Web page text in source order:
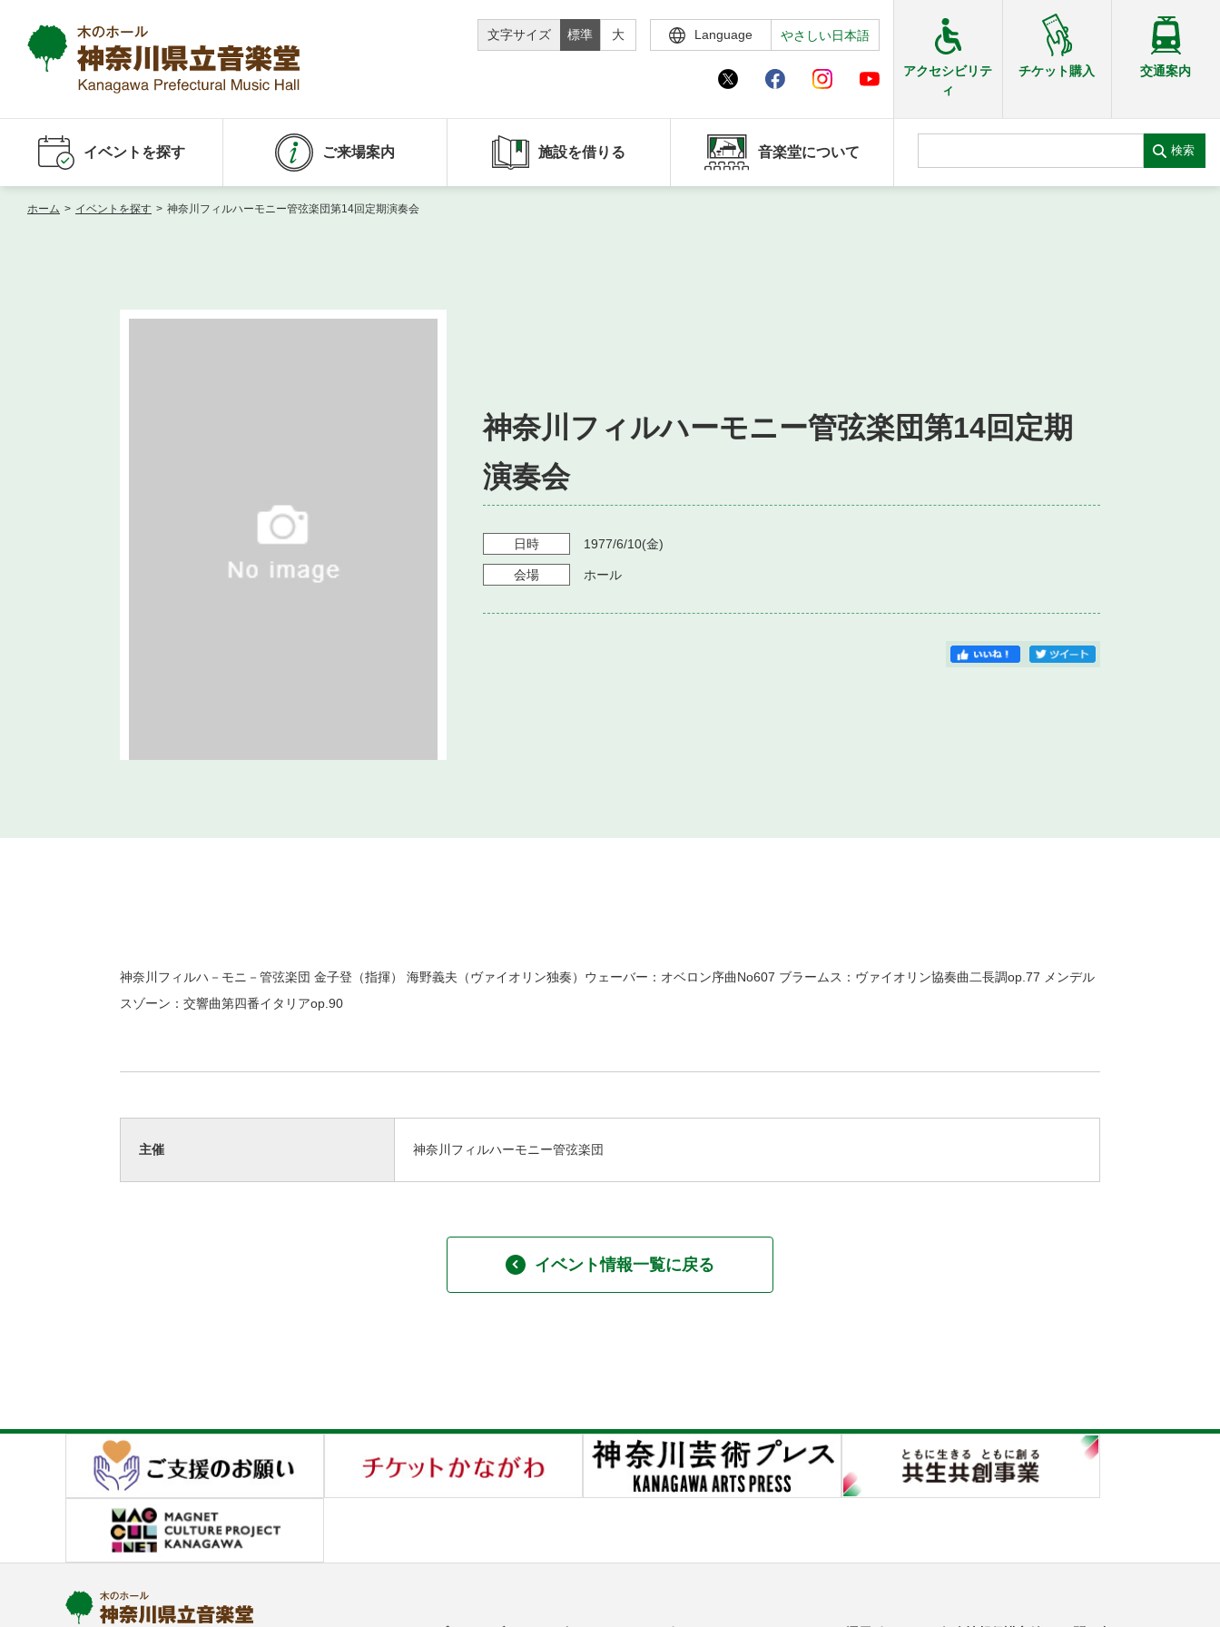
文字サイズ 標準 大 Language やさしい日本語
アクセシビリテ
ィ
チケット購入 交通案内
イベントを探す ご来場案内 施設を借りる 音楽堂について 検索
ホーム > イベントを探す > 神奈川フィルハーモニー管弦楽団第14回定期演奏会
神奈川フィルハーモニー管弦楽団第14回定期
演奏会
日時 1977/6/10(金)
会場 ホール
神奈川フィルハ－モニ－管弦楽団 金子登（指揮） 海野義夫（ヴァイオリン独奏）ウェーバー：オベロン序曲No607 ブラームス：ヴァイオリン協奏曲二長調op.77 メンデル
スゾーン：交響曲第四番イタリアop.90
主催 神奈川フィルハーモニー管弦楽団
イベント情報一覧に戻る